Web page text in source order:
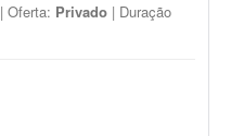
| Oferta: Privado | Duração